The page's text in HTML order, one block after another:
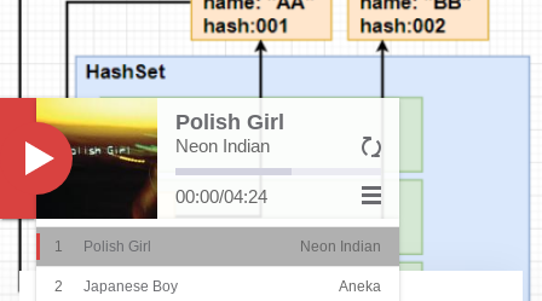
学习
Music
Polish Girl
Neon Indian
00:00/04:24
1 Polish Girl Neon Indian
2 Japanese Boy Aneka